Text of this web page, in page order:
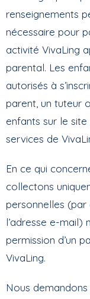
renseignements
nécessaire pour
activité VivaLing
parental. Les
autorisés à
parent, un tuteur
enfants sur le site
services de
En ce qui
collectons
personnelles
l’adresse e-mail)
permission d’un
VivaLing.
Nous